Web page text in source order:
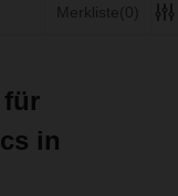
Merkliste(0)
für
in